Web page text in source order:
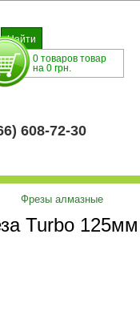
0 товаров товар
на 0 грн.
608-72-30
Фрезы алмазные
125мм
Turbo 125мм